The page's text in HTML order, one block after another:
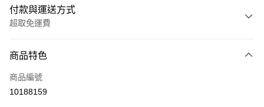
付款與運送方式
超取免運費
信用卡一次付款
超商取貨付款
商品特色
商品編號
10188159